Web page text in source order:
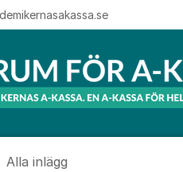
Alla inlägg